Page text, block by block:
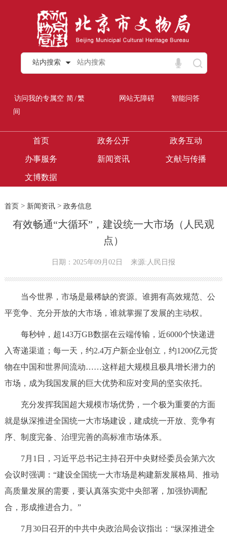
站内搜索
访问我的专属空
间
简/繁 网站无障碍 智能问答
首页 政务公开 政务互动
办事服务 新闻资讯 文献与传播
文博数据
首页> 新闻资讯> 政务信息
有效畅通“大循环”，建设统一大市场（人民观
点）
日期：2025年09月02日 来源:人民日报
当今世界，市场是最稀缺的资源。谁拥有高效规范、公
平竞争、充分开放的大市场，谁就掌握了发展的主动权。
每秒钟，超143万GB数据在云端传输，近6000个快递进
入寄递渠道；每一天，约2.4万户新企业创立，约1200亿元货
物在中国和世界间流动……这样超大规模且极具增长潜力的
市场，成为我国发展的巨大优势和应对变局的坚实依托。
充分发挥我国超大规模市场优势，一个极为重要的方面
就是纵深推进全国统一大市场建设，建成统一开放、竞争有
序、制度完备、治理完善的高标准市场体系。
7月1日，习近平总书记主持召开中央财经委员会第六次
会议时强调：“建设全国统一大市场是构建新发展格局、推动
高质量发展的需要，要认真落实党中央部署，加强协调配
合，形成推进合力。”
7月30日召开的中共中央政治局会议指出：“纵深推进全